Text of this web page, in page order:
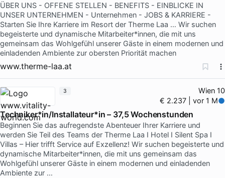
ÜBER UNS - OFFENE STELLEN - BENEFITS - EINBLICKE IN
UNSER UNTERNEHMEN - Unternehmen - JOBS & KARRIERE -
Starten Sie Ihre Karriere im Resort der Therme Laa … Wir suchen
begeisterte und dynamische Mitarbeiter*innen, die mit uns
gemeinsam das Wohlgefühl unserer Gäste in einem modernen und
einladenden Ambiente zur obersten Priorität machen
www.therme-laa.at
Wien 10
€ 2.237 | vor 1 M
Techniker*in/Installateur*in – 37,5 Wochenstunden
Beginnen Sie das aufregendste Abenteuer Ihrer Karriere und
werden Sie Teil des Teams der Therme Laa I Hotel I Silent Spa I
Villas – Hier trifft Service auf Exzellenz! Wir suchen begeisterte und
dynamische Mitarbeiter*innen, die mit uns gemeinsam das
Wohlgefühl unserer Gäste in einem modernen und einladenden
Ambiente zur …
3